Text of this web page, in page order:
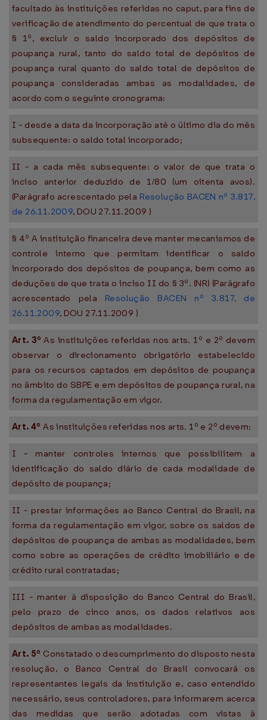
facultado às instituições referidas no caput, para fins de
verificação de atendimento do percentual de que trata o
§ 1º, excluir o saldo incorporado dos depósitos de
poupança rural, tanto do saldo total de depósitos de
poupança rural quanto do saldo total de depósitos de
poupança consideradas ambas as modalidades, de
acordo com o seguinte cronograma:
I - desde a data da incorporação até o último dia do mês
subsequente: o saldo total incorporado;
II - a cada mês subsequente: o valor de que trata o
inciso anterior deduzido de 1/80 (um oitenta avos).
(Parágrafo acrescentado pela Resolução BACEN nº 3.817,
de 26.11.2009, DOU 27.11.2009 )
§ 4º A instituição financeira deve manter mecanismos de
controle interno que permitam identificar o saldo
incorporado dos depósitos de poupança, bem como as
deduções de que trata o inciso II do § 3º. (NR) (Parágrafo
acrescentado pela Resolução BACEN nº 3.817, de
26.11.2009, DOU 27.11.2009 )
Art. 3ºAs instituições referidas nos arts. 1º e 2º devem
observar o direcionamento obrigatório estabelecido
para os recursos captados em depósitos de poupança
no âmbito do SBPE e em depósitos de poupança rural, na
forma da regulamentação em vigor.
Art. 4ºAs instituições referidas nos arts. 1º e 2º devem:
I - manter controles internos que possibilitem a
identificação do saldo diário de cada modalidade de
depósito de poupança;
II - prestar informações ao Banco Central do Brasil, na
forma da regulamentação em vigor, sobre os saldos de
depósitos de poupança de ambas as modalidades, bem
como sobre as operações de crédito imobiliário e de
crédito rural contratadas;
III - manter à disposição do Banco Central do Brasil,
pelo prazo de cinco anos, os dados relativos aos
depósitos de ambas as modalidades.
Art. 5º Constatado o descumprimento do disposto nesta
resolução, o Banco Central do Brasil convocará os
representantes legais da instituição e, caso entendido
necessário, seus controladores, para informarem acerca
das medidas que serão adotadas com vistas à